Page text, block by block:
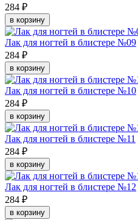
284 ₽
в корзину
Лак для ногтей в блистере №09
284 ₽
в корзину
Лак для ногтей в блистере №10
284 ₽
в корзину
Лак для ногтей в блистере №11
284 ₽
в корзину
Лак для ногтей в блистере №12
284 ₽
в корзину